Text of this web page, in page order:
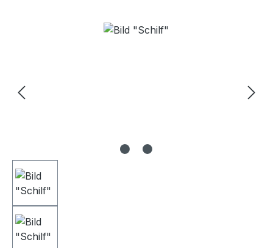
Bildergalerie überspringen